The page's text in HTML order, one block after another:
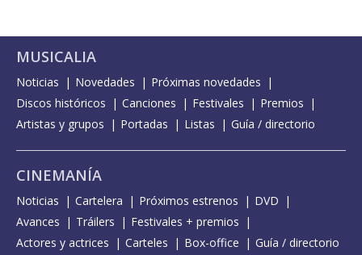
MUSICALIA
Noticias Novedades
Próximas novedades
Discos históricos
Canciones Festivales
Premios
Artistas y grupos
Portadas Listas Guía / directorio
CINEMANÍA
Noticias Cartelera Próximos estrenos
DVD
Avances
Tráilers
Festivales + premios
Actores y actrices
Carteles Box-office Guía / directorio